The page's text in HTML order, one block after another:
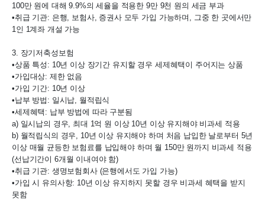
100만 원에 대해 9.9%의 세율을 적용한 9만 9천 원의 세금 부과
•취급 기관: 은행, 보험사, 증권사 모두 가입 가능하며, 그중 한 곳에서만
1인 1계좌 개설 가능
3. 장기저축성보험
•상품 특성: 10년 이상 장기간 유지할 경우 세제혜택이 주어지는 상품
•가입대상: 제한 없음
•가입 기간: 10년 이상
•납부 방법: 일시납, 월적립식
•세제혜택: 납부 방법에 따라 구분됨
a) 일시납의 경우, 최대 1억 원 이상 10년 이상 유지해야 비과세 적용
b) 월적립식의 경우, 10년 이상 유지해야 하며 처음 납입한 날로부터 5년
이상 매월 균등한 보험료를 납입해야 하며 월 150만 원까지 비과세 적용
(선납기간이 6개월 이내여야 함)
•취급 기관: 생명보험회사 (은행에서도 가입 가능)
•가입 시 유의사항: 10년 이상 유지하지 못할 경우 비과세 혜택을 받지
못함